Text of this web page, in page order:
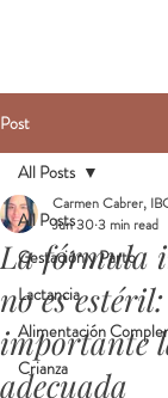
Post
All Posts
Gestación y Parto
Lactancia
Alimentación
Crianza
All Posts
La fórmula
no es
importante
adecuada
Carmen Cabrer,
Jun 303 min read